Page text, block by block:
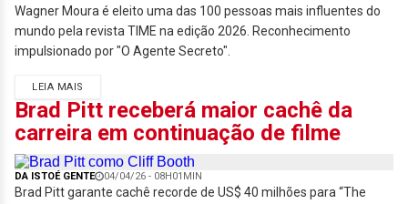
Wagner Moura é eleito uma das 100 pessoas mais influentes do
mundo pela revista TIME na edição 2026. Reconhecimento
impulsionado por "O Agente Secreto".
LEIA MAIS
Brad Pitt receberá maior cachê da
carreira em continuação de filme
DA ISTOÉ GENTE 04/04/26 - 08H01MIN
Brad Pitt garante cachê recorde de US$ 40 milhões para “The